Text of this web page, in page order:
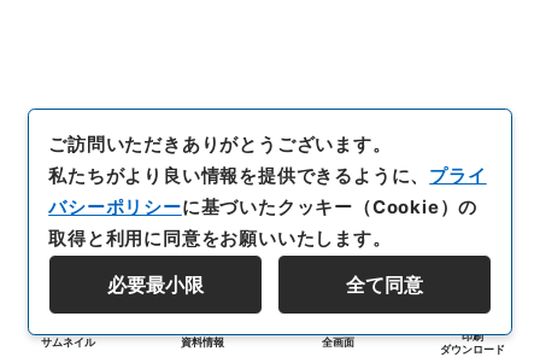
サムネイル 資料情報 全画面
印刷
ダウンロード
ご訪問いただきありがとうございます。
私たちがより良い情報を提供できるように、 プライ
バシーポリシーに基づいたクッキー（Cookie）の
取得と利用に同意をお願いいたします。
必要最小限 全て同意